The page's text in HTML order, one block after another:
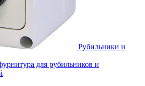
Рубильники и
для рубильников и